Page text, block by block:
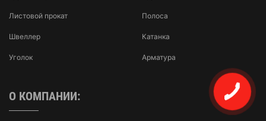
Листовой прокат
Швеллер
Уголок
Полоса
Катанка
Арматура
О КОМПАНИИ: